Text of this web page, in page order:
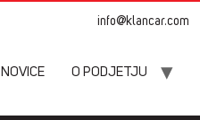
info@klancar.com
NOVICE O PODJETJU